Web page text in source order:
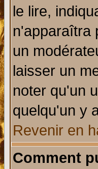
le lire,
n'apparaîtra
un
laisser un
noter qu'un
quelqu'un y
Revenir en
Comment